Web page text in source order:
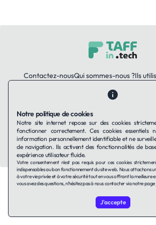
Contactez-nousQui sommes-nous ?Ils
Politique de cookies
LinkedIn
© 2026 TAFFin.Tech. Tous droits
Notre politique de cookies
Notre site internet repose sur des cookies
fonctionner correctement. Ces cookies essentiels
information personnellement identifiable et ne
de navigation. Ils activent des fonctionnalités de
expérience utilisateur fluide.
Votre consentement n'est pas requis pour ces cookies
indispensables au bon fonctionnement du site web. Nous attachons
à votre vie privée et à votre sécurité tout en vous offrant la meilleure
vous avez des questions, n'hésitez pas à nous contacter via notre page
J'accepte